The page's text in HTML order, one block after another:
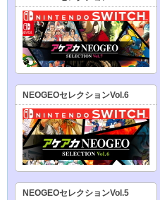
NEOGEOセレクションVol.6
NEOGEOセレクションVol.5